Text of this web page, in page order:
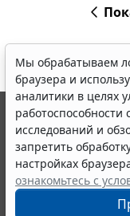
Мы обрабатываем
браузера и
аналитики в целях
работоспособности
исследований и
запретить
настройках
ознакомьтесь с
© ООО "НПП
выпускается с 1990
являются
информации ГАРАНТ.
Портал ГАРАНТ.РУ
издания